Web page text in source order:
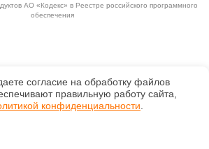
АО «Кодекс» в Реестре российского программного
обеспечения
согласие на обработку файлов
правильную работу сайта,
конфиденциальности